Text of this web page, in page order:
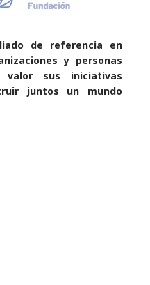
de referencia en
y personas
sus iniciativas
juntos un mundo